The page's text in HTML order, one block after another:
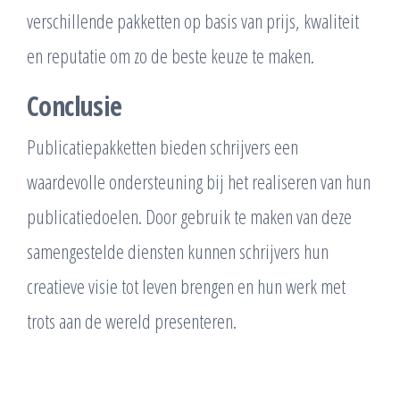
verschillende pakketten op basis van prijs, kwaliteit
en reputatie om zo de beste keuze te maken.
Conclusie
Publicatiepakketten bieden schrijvers een
waardevolle ondersteuning bij het realiseren van hun
publicatiedoelen. Door gebruik te maken van deze
samengestelde diensten kunnen schrijvers hun
creatieve visie tot leven brengen en hun werk met
trots aan de wereld presenteren.